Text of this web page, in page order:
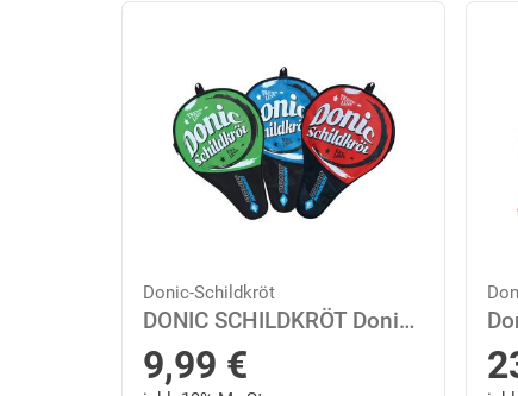
Donic-Schildkröt
DONIC SCHILDKRÖT Donic-Schildkröt Tischtennis-Schlägerhülle Trendline
9,99 €